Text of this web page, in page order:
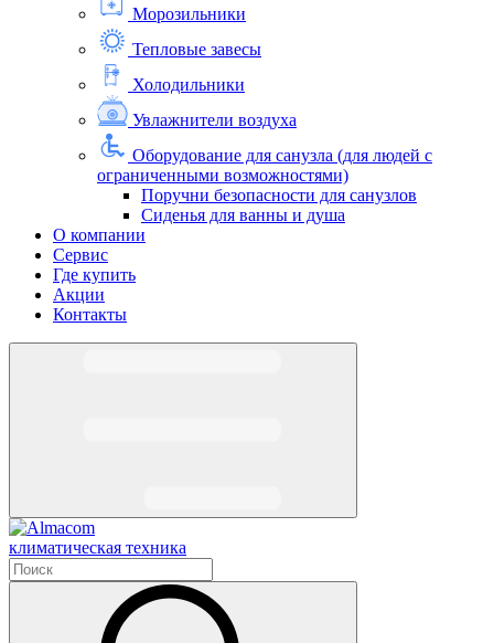
Морозильники
Тепловые завесы
Холодильники
Увлажнители воздуха
Оборудование для санузла (для людей с
ограниченными возможностями)
Поручни безопасности для санузлов
Сиденья для ванны и душа
О компании
Сервис
Где купить
Акции
Контакты
климатическая техника